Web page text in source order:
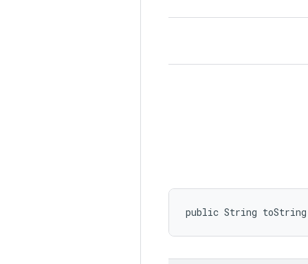
public String